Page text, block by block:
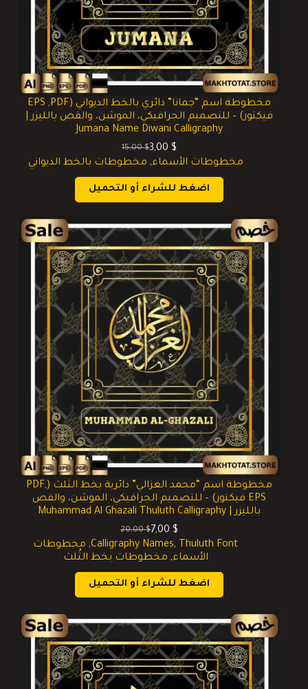
مخطوطة اسم “جمانا” دائري بالخط الديواني (EPS ,PDF
فيكتور) – للتصميم الجرافيكي، الموشن، والقص بالليزر |
Jumana Name Diwani Calligraphy
15,00$
الأصلي
هو:
15,00 $.
3,00 $
الحالي
هو:
3,00 $.
مخطوطات الأسماء, مخطوطات بالخط الديواني
اضغط للشراء أو التحميل
مخطوطة اسم “محمد الغزالي” دائرية بخط الثلث (PDF,
EPS فيكتور) – للتصميم الجرافيكي، الموشن، والقص
بالليزر | Muhammad Al Ghazali Thuluth Calligraphy
20,00$
الأصلي
هو:
20,00 $.
7,00 $
الحالي
هو:
7,00 $.
Calligraphy Names, Thuluth Font
, مخطوطات
الأسماء, مخطوطات بخط الثُلث
اضغط للشراء أو التحميل